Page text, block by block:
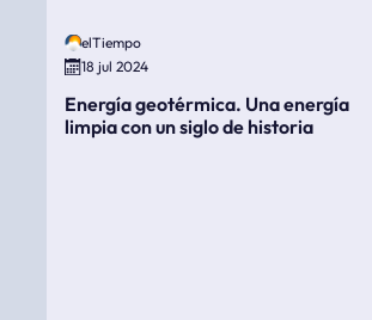
elTiempo
18 jul 2024
Energía geotérmica. Una energía
limpia con un siglo de historia